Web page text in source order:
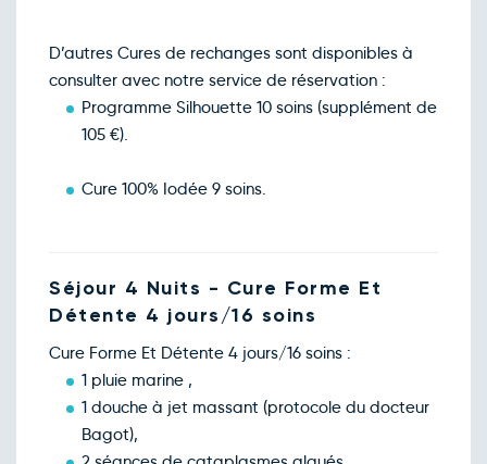
D’autres Cures de rechanges sont disponibles à
consulter avec notre service de réservation :
Programme Silhouette 10 soins (supplément de
105 €).
Cure 100% Iodée 9 soins.
Séjour 4 Nuits - Cure Forme Et
Détente 4 jours/16 soins
Cure Forme Et Détente 4 jours/16 soins :
1 pluie marine ,
1 douche à jet massant (protocole du docteur
Bagot),